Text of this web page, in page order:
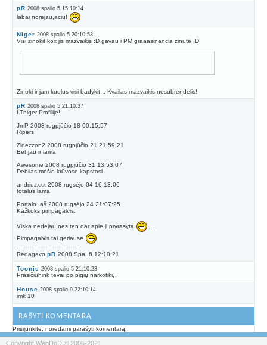
pR 2008 spalio 5 15:10:14
labai norejau,aciu!
Niger 2008 spalio 5 20:10:53
Visi zinokit kox jis mazvaikis :D gavau i PM graaasinancia zinute :D
Zinoki ir jam kuolus visi badykit... Kvailas mazvaikis nesubrendelis!
pR 2008 spalio 5 21:10:37
LTniger Profilije!:
JmP 2008 rugpjūčio 18 00:15:57
Ripers
Zidezzon2 2008 rugpjūčio 21 21:59:21
Bet jau ir lama
Awesome 2008 rugpjūčio 31 13:53:07
Debilas mėšlo krūvose kapstosi
andriuzxxx 2008 rugsėjo 04 16:13:06
totalus lama
Portalo_aš 2008 rugsėjo 24 21:07:25
Kažkoks pimpagalvis.
Viska nedejau,nes ten dar apie ji pryrasyta
Pimpagalvis tai geriause
----------------------------------
Redagavo pR 2008 Spa. 6 12:10:21
Toonis 2008 spalio 5 21:10:23
Prasičiūhink tėvai po pigių narkotikų.
House 2008 spalio 9 22:10:14
imk 10
RAŠYTI KOMENTARĄ
Prisijunkite, norėdami parašyti komentarą.
Copyright WebDnD © 2006-2021